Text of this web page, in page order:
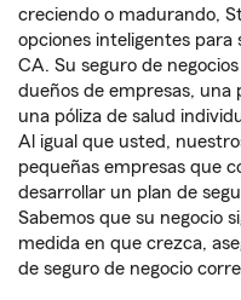
creciendo o madurando,
opciones inteligentes para
CA. Su seguro de
dueños de empresas, una
una póliza de salud
Al igual que usted,
pequeñas empresas que
desarrollar un plan de
Sabemos que su negocio
medida en que crezca,
de seguro de negocio